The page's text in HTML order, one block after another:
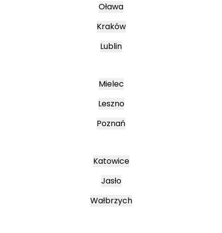
Oława
Kraków
Lublin
Mielec
Leszno
Poznań
Katowice
Jasło
Wałbrzych